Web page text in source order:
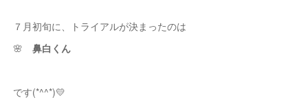
７月初旬に、トライアルが決まったのは
🌸 鼻白くん
です(*^^*)💛